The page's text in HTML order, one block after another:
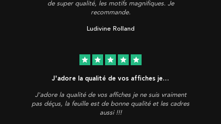
de super qualité, les motifs magnifiques. Je
recommande.
Ludivine Rolland
star star star star star
J'adore la qualité de vos affiches je…
J'adore la qualité de vos affiches je ne suis vraiment
pas déçus, la feuille est de bonne qualité et les cadres
aussi !!!